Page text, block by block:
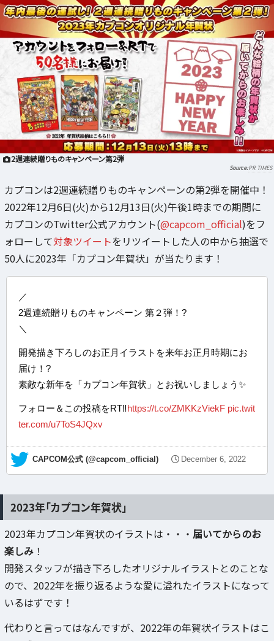
2週連続贈りものキャンペーン第2弾
PR TIMES
カプコンは2週連続贈りものキャンペーンの第2弾を開催中！
2022年12月6日(火)から12月13日(火)午後1時までの期間に
カプコンのTwitter公式アカウント(@capcom_official)をフ
ォローして対象ツイートをリツイートした人の中から抽選で
50人に2023年「カプコン年賀状」が当たります！
／
2週連続贈りものキャンペーン 第２弾！?
＼
開発描き下ろしのお正月イラストを来年お正月時期にお
届け！?
素敵な新年を「カプコン年賀状」とお祝いしましょう✨
フォロー＆この投稿をRT‼https://t.co/ZMKKzViekF pic.twit
ter.com/u7ToS4JQxv
— CAPCOM公式 (@capcom_official) December 6, 2022
2023年「カプコン年賀状」
2023年カプコン年賀状のイラストは・・・ 届いてからのお
楽しみ ！
開発スタッフが描き下ろしたオリジナルイラストとのことな
ので、2022年を振り返るような愛に溢れたイラストになって
いるはずです！
代わりと言ってはなんですが、2022年の年賀状イラストはこ